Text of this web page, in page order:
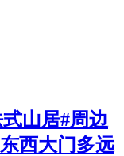
山居#周边
西大门多远